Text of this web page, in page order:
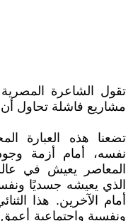
تقول الشاعرة المصرية
مشاريع فاشلة تحاول
تضعنا هذه العبارة
نفسه، أمام أزمة
المعاصر يعيش في
الذي يعيشه جسديًا
أمام الآخرين. هذا
ونفسية واجتماعية